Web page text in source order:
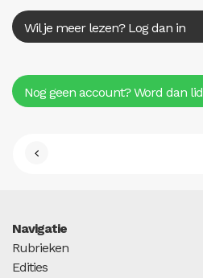
Wil je meer lezen? Log dan in
Nog geen account? Word dan lid
Navigatie
Rubrieken
Edities